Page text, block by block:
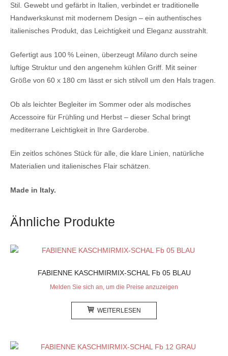
Stil. Gewebt und gefärbt in Italien, verbindet er traditionelle
Handwerkskunst mit modernem Design – ein authentisches
italienisches Produkt, das Leichtigkeit und Eleganz ausstrahlt.
Gefertigt aus 100 % Leinen, überzeugt Milano durch seine
luftige Struktur und den angenehm kühlen Griff. Mit seiner
Größe von 60 x 180 cm lässt er sich stilvoll um den Hals tragen.
Ob als leichter Begleiter im Sommer oder als modisches
Accessoire für Frühling und Herbst – dieser Schal bringt
mediterrane Leichtigkeit in Ihre Garderobe.
Ein zeitlos schönes Stück für alle, die klare Linien, natürliche
Materialien und italienisches Flair schätzen.
Made in Italy.
Ähnliche Produkte
FABIENNE KASCHMIRMIX-SCHAL Fb 05 BLAU
Melden Sie sich an, um die Preise anzuzeigen
WEITERLESEN